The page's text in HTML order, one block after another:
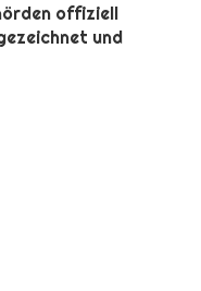
offiziell
und